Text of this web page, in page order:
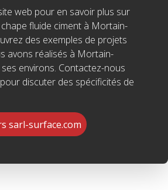
web pour en savoir plus sur
fluide ciment à Mortain-
des exemples de projets
avons réalisés à Mortain-
environs. Contactez-nous
discuter des spécificités de
sarl-surface.com